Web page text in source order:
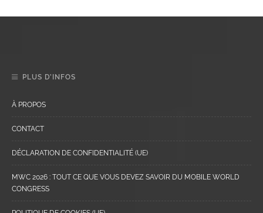
PLUS D’INFOS
À PROPOS
CONTACT
DÉCLARATION DE CONFIDENTIALITÉ (UE)
MWC 2026 : TOUT CE QUE VOUS DEVEZ SAVOIR DU MOBILE WORLD
CONGRESS